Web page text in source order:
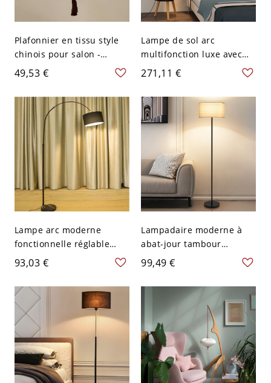
Plafonnier en tissu style
chinois pour salon -
Tambour 110 V-120 V
Bambou Beige
49,53 €
Lampe de sol arc
multifonction luxe avec
charge sans fil et table de
rangement pour salon et
chambre - 110 V-120 V
Blanc-Noir Oui
271,11 €
Lampe arc moderne
fonctionnelle réglable
avec abat-jour en tissu et
base en marbre pour
salon et salle à manger -
Noir Tissu 110 V-120 V
93,03 €
Lampadaire moderne à
abat-jour tambour
transitionnel en lin avec
cadre en fer pour salon et
chambre - 110 V-120 V
99,49 €